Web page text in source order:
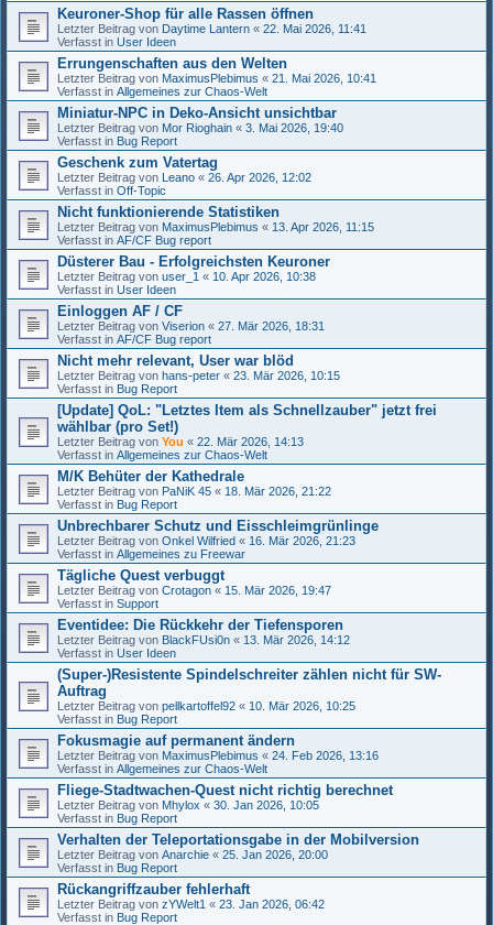
Keuroner-Shop für alle Rassen öffnen
Letzter Beitrag von Daytime Lantern « 22. Mai 2026, 11:41
Verfasst in User Ideen
Errungenschaften aus den Welten
Letzter Beitrag von MaximusPlebimus « 21. Mai 2026, 10:41
Verfasst in Allgemeines zur Chaos-Welt
Miniatur-NPC in Deko-Ansicht unsichtbar
Letzter Beitrag von Mor Rioghain « 3. Mai 2026, 19:40
Verfasst in Bug Report
Geschenk zum Vatertag
Letzter Beitrag von Leano « 26. Apr 2026, 12:02
Verfasst in Off-Topic
Nicht funktionierende Statistiken
Letzter Beitrag von MaximusPlebimus « 13. Apr 2026, 11:15
Verfasst in AF/CF Bug report
Düsterer Bau - Erfolgreichsten Keuroner
Letzter Beitrag von user_1 « 10. Apr 2026, 10:38
Verfasst in User Ideen
Einloggen AF / CF
Letzter Beitrag von Viserion « 27. Mär 2026, 18:31
Verfasst in AF/CF Bug report
Nicht mehr relevant, User war blöd
Letzter Beitrag von hans-peter « 23. Mär 2026, 10:15
Verfasst in Bug Report
[Update] QoL: "Letztes Item als Schnellzauber" jetzt frei
wählbar (pro Set!)
Letzter Beitrag von You « 22. Mär 2026, 14:13
Verfasst in Allgemeines zur Chaos-Welt
M/K Behüter der Kathedrale
Letzter Beitrag von PaNiK 45 « 18. Mär 2026, 21:22
Verfasst in Bug Report
Unbrechbarer Schutz und Eisschleimgrünlinge
Letzter Beitrag von Onkel Wilfried « 16. Mär 2026, 21:23
Verfasst in Allgemeines zu Freewar
Tägliche Quest verbuggt
Letzter Beitrag von Crotagon « 15. Mär 2026, 19:47
Verfasst in Support
Eventidee: Die Rückkehr der Tiefensporen
Letzter Beitrag von BlackFUsi0n « 13. Mär 2026, 14:12
Verfasst in User Ideen
(Super-)Resistente Spindelschreiter zählen nicht für SW-
Auftrag
Letzter Beitrag von pellkartoffel92 « 10. Mär 2026, 10:25
Verfasst in Bug Report
Fokusmagie auf permanent ändern
Letzter Beitrag von MaximusPlebimus « 24. Feb 2026, 13:16
Verfasst in Allgemeines zur Chaos-Welt
Fliege-Stadtwachen-Quest nicht richtig berechnet
Letzter Beitrag von Mhylox « 30. Jan 2026, 10:05
Verfasst in Bug Report
Verhalten der Teleportationsgabe in der Mobilversion
Letzter Beitrag von Anarchie « 25. Jan 2026, 20:00
Verfasst in Bug Report
Rückangriffzauber fehlerhaft
Letzter Beitrag von zYWelt1 « 23. Jan 2026, 06:42
Verfasst in Bug Report